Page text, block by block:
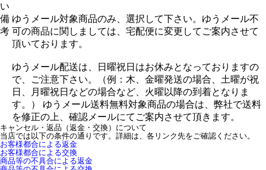
い
備
考
ゆうメール対象商品のみ、選択して下さい。ゆうメール不
可の商品に関しましては、宅配便に変更してご案内させて
頂いております。
ゆうメール配送は、日曜祝日はお休みとなっておりますの
で、ご注意下さい。（例：木、金曜発送の場合、土曜が祝
日、月曜祝日などの場合など、火曜以降の到着となりま
す。） ゆうメール送料無料対象商品の場合は、弊社で送料
を修正の上、確認メールにてご案内させて頂きます。
キャンセル・返品（返金・交換）について
当店では以下の条件の通りです。詳細は、各リンク先をご確認ください。
お客様都合による返金
お客様都合による交換
商品等の不具合による返金